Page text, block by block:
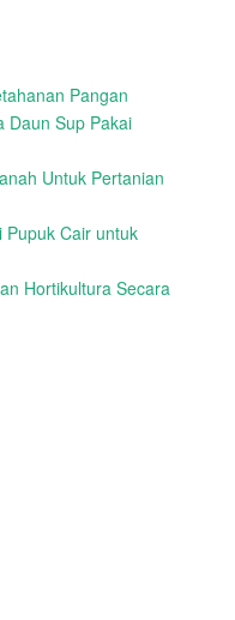
Pangan
Daun Sup Pakai
Untuk Pertanian
Pupuk Cair untuk
Hortikultura Secara